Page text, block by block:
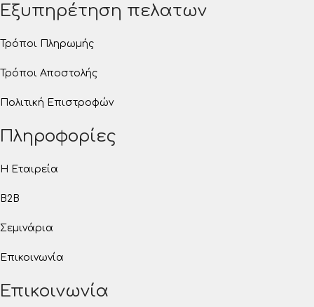
Εξυπηρέτηση πελατων
Τρόποι Πληρωμής
Τρόποι Αποστολής
Πολιτική Επιστροφών
Πληροφορίες
Η Εταιρεία
B2B
Σεμινάρια
Επικοινωνία
Επικοινωνία